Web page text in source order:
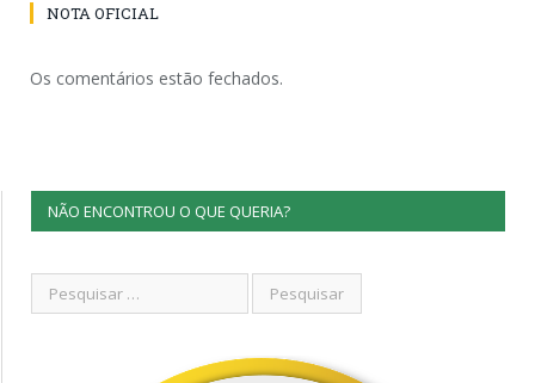
NOTA OFICIAL
Os comentários estão fechados.
NÃO ENCONTROU O QUE QUERIA?